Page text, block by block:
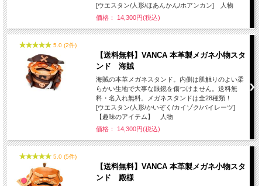
[ウエスタン/人形/ほあんかん/ホアンカン] 人物
価格： 14,300円(税込)
5.0 (2件)
【送料無料】VANCA 本革製メガネ小物スタ
ンド 海賊
海賊の本革メガネスタンド。内側は肌触りのよい柔
らかい生地で大事な眼鏡を傷つけません。送料無
料・名入れ無料。メガネスタンドは全28種類！
[ウエスタン/人形/かいぞく/カイゾク/パイレーツ]
【趣味のアイテム】 人物
価格： 14,300円(税込)
5.0 (5件)
【送料無料】VANCA 本革製メガネ小物スタ
ンド 殿様